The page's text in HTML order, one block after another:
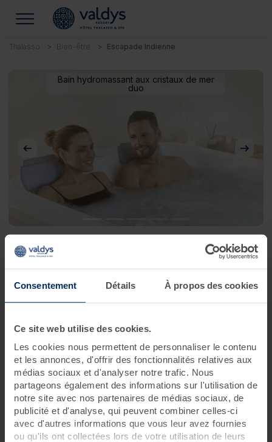
Consentement Détails À propos des cookies
Ce site web utilise des cookies.
Les cookies nous permettent de personnaliser le contenu
et les annonces, d'offrir des fonctionnalités relatives aux
médias sociaux et d'analyser notre trafic. Nous
partageons également des informations sur l'utilisation de
notre site avec nos partenaires de médias sociaux, de
publicité et d'analyse, qui peuvent combiner celles-ci
avec d'autres informations que vous leur avez fournies
ou qu'ils ont collectées lors de votre utilisation de leurs
Thalasso Bien-être Escapade Indienne
Bain hydromassant aux cristaux de mer
duo
Précédent
Escapade Indienne
Je souhaite m'évader
2 jours • 6 soins
Profitez d'unecure bien-êtreet partez à la découverte de la
corps et de l’esprit pour prévenir, purifier et s’évader. Les
tensions se dénouent petit à petit, l’imagination voyage et la
peau retrouve tout son éclat.
Programme des soins